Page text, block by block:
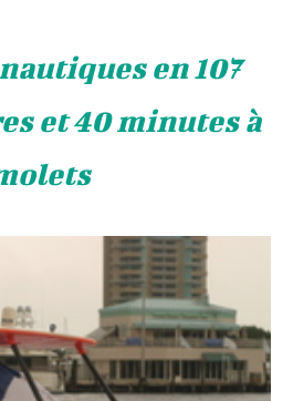
en 107
et 40 minutes à